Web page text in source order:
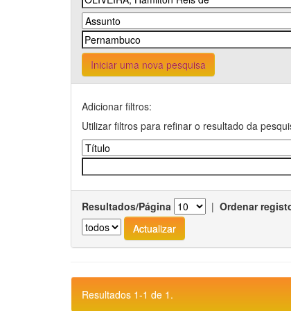
Iniciar uma nova pesquisa
Adicionar filtros:
Utilizar filtros para refinar o resultado da
Resultados/Página | Ordenar
Resultados 1-1 de 1.